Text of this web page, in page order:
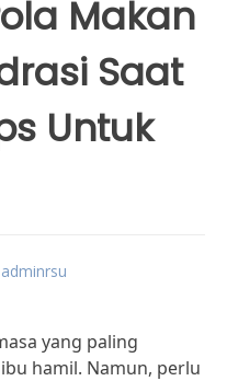
Makan
Saat
Untuk
adminrsu
yang paling
hamil. Namun, perlu